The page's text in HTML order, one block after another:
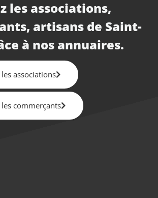
les associations,
artisans de Saint-
à nos annuaires.
associations
commerçants